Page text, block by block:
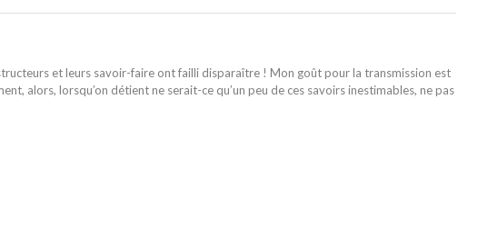
et leurs savoir-faire ont failli disparaître ! Mon goût pour la transmission est
alors, lorsqu’on détient ne serait-ce qu’un peu de ces savoirs inestimables, ne pas